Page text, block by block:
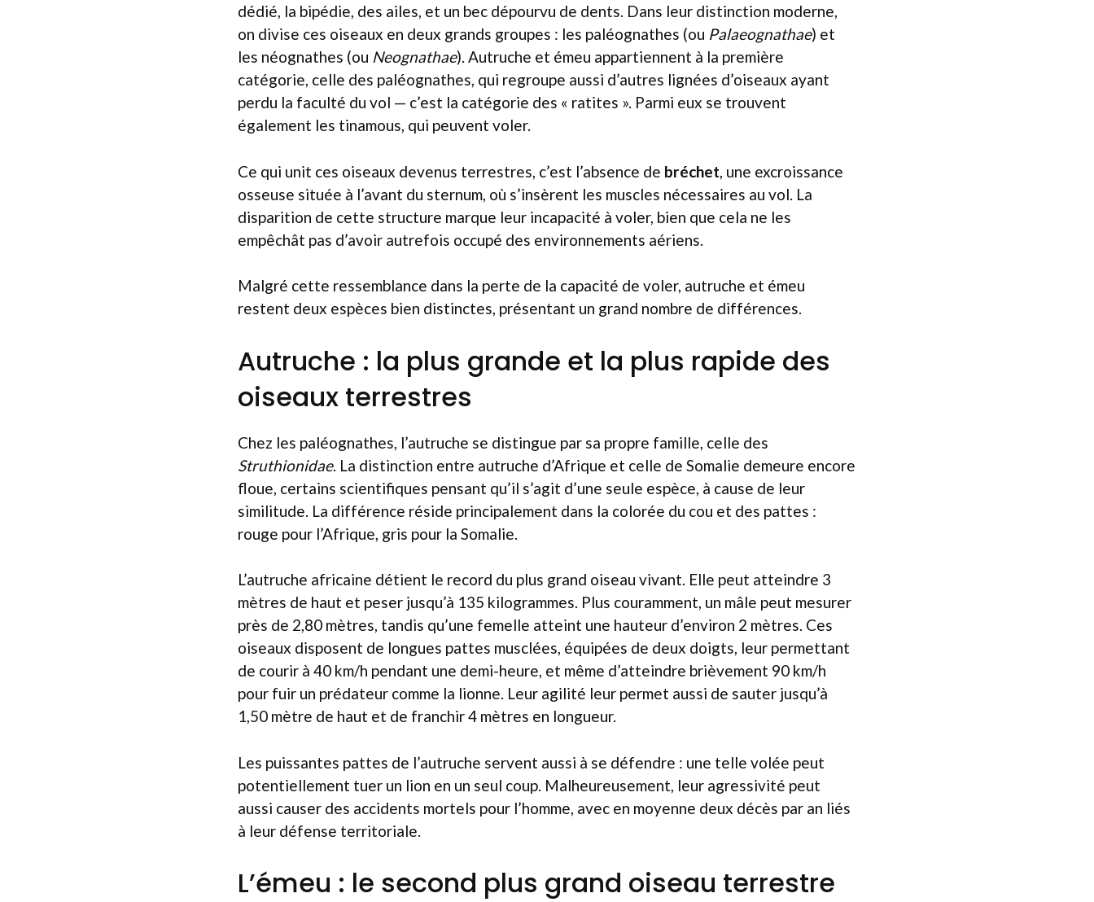
dédié, la bipédie, des ailes, et un bec dépourvu de dents. Dans leur distinction moderne,
on divise ces oiseaux en deux grands groupes : les paléognathes (ou Palaeognathae) et
les néognathes (ou Neognathae). Autruche et émeu appartiennent à la première
catégorie, celle des paléognathes, qui regroupe aussi d’autres lignées d’oiseaux ayant
perdu la faculté du vol — c’est la catégorie des « ratites ». Parmi eux se trouvent
également les tinamous, qui peuvent voler.
Ce qui unit ces oiseaux devenus terrestres, c’est l’absence de bréchet , une excroissance
osseuse située à l’avant du sternum, où s’insèrent les muscles nécessaires au vol. La
disparition de cette structure marque leur incapacité à voler, bien que cela ne les
empêchât pas d’avoir autrefois occupé des environnements aériens.
Malgré cette ressemblance dans la perte de la capacité de voler, autruche et émeu
restent deux espèces bien distinctes, présentant un grand nombre de différences.
Autruche : la plus grande et la plus rapide des
oiseaux terrestres
Chez les paléognathes, l’autruche se distingue par sa propre famille, celle des
Struthionidae. La distinction entre autruche d’Afrique et celle de Somalie demeure encore
floue, certains scientifiques pensant qu’il s’agit d’une seule espèce, à cause de leur
similitude. La différence réside principalement dans la colorée du cou et des pattes :
rouge pour l’Afrique, gris pour la Somalie.
L’autruche africaine détient le record du plus grand oiseau vivant. Elle peut atteindre 3
mètres de haut et peser jusqu’à 135 kilogrammes. Plus couramment, un mâle peut mesurer
près de 2,80 mètres, tandis qu’une femelle atteint une hauteur d’environ 2 mètres. Ces
oiseaux disposent de longues pattes musclées, équipées de deux doigts, leur permettant
de courir à 40 km/h pendant une demi-heure, et même d’atteindre brièvement 90 km/h
pour fuir un prédateur comme la lionne. Leur agilité leur permet aussi de sauter jusqu’à
1,50 mètre de haut et de franchir 4 mètres en longueur.
Les puissantes pattes de l’autruche servent aussi à se défendre : une telle volée peut
potentiellement tuer un lion en un seul coup. Malheureusement, leur agressivité peut
aussi causer des accidents mortels pour l’homme, avec en moyenne deux décès par an liés
à leur défense territoriale.
L’émeu : le second plus grand oiseau terrestre